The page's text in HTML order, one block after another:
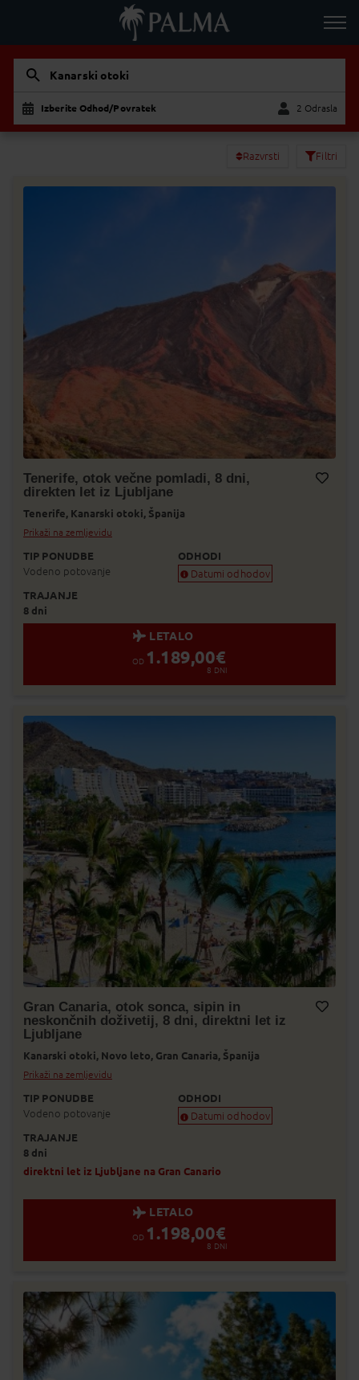
Kanarski otoki
Izberite Odhod/Povratek 2 Odrasla
Razvrsti Filtri
Tenerife, otok večne pomladi, 8 dni,
direkten let iz Ljubljane
Tenerife, Kanarski otoki, Španija
Prikaži na zemljevidu
TIP PONUDBE
Vodeno potovanje
ODHODI
Datumi odhodov
prodaje.
TRAJANJE
8 dni
LETALO
OD 1.189,00€
8 DNI
Gran Canaria, otok sonca, sipin in
neskončnih doživetij, 8 dni, direktni let iz
Ljubljane
Kanarski otoki, Novo leto, Gran Canaria, Španija
Prikaži na zemljevidu
TIP PONUDBE
Vodeno potovanje
ODHODI
Datumi odhodov
Zasedeno
TRAJANJE
8 dni
direktni let iz Ljubljane na Gran Canario
LETALO
OD 1.198,00€
8 DNI